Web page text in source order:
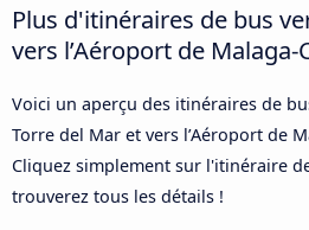
Plus d'itinéraires de bus
vers l’Aéroport de Malaga-
Voici un aperçu des itinéraires de
Torre del Mar et vers l’Aéroport de
Cliquez simplement sur l'itinéraire
trouverez tous les détails !